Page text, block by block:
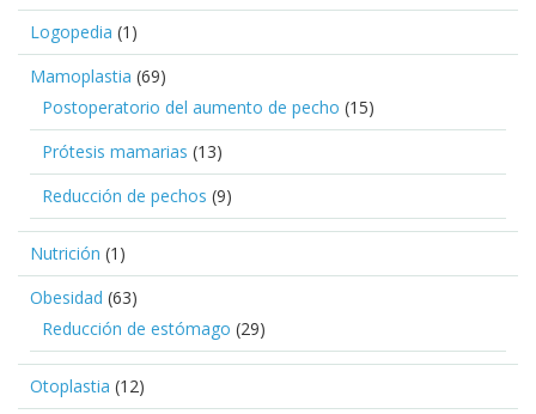
Logopedia (1)
Mamoplastia (69)
Postoperatorio del aumento de pecho (15)
Prótesis mamarias (13)
Reducción de pechos (9)
Nutrición (1)
Obesidad (63)
Reducción de estómago (29)
Otoplastia (12)